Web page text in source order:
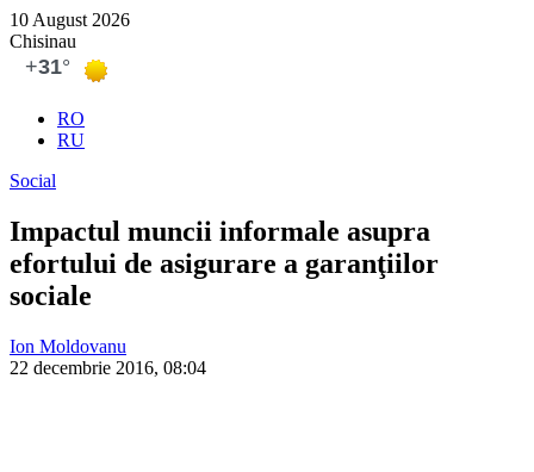
10 August 2026
Chisinau
RO
RU
Social
Impactul muncii informale asupra
efortului de asigurare a garanţiilor
sociale
Ion Moldovanu
22 decembrie 2016, 08:04